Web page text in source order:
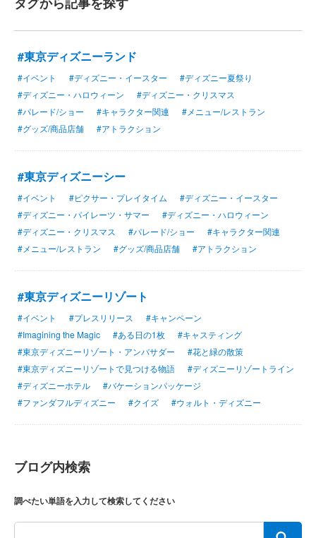
#東京ディズニーランド
#イベント #ディズニー・イースター
#ディズニー夏祭り
#ディズニー・ハロウィーン
#ディズニー・クリスマス
#パレード/ショー
#キャラクター関連
#メニュー/レストラン
#グッズ/商品店舗
#アトラクション
#東京ディズニーシー
#イベント #ピクサー・プレイタイム
#ディズニー・イースター
#ディズニー・パイレーツ・サマー
#ディズニー・ハロウィーン
#ディズニー・クリスマス
#パレード/ショー
#キャラクター関連
#メニュー/レストラン
#グッズ/商品店舗 #アトラクション
#東京ディズニーリゾート
#イベント #プレスリリース
#キャンペーン
#Imagining the Magic
#ある日の1枚
#キャスティング
#東京ディズニーリゾート・アンバサダー
#花と緑の散策
#東京ディズニーリゾートで見つける物語
#ディズニーリゾートライン
#ディズニーホテル
#バケーションパッケージ
#ファンダフルディズニー
#クイズ #ウォルト・ディズニー
ブログ内検索
調べたい単語を入力して検索してください